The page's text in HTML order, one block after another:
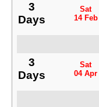
3
Days
Sat
14 Feb
3
Days
Sat
04 Apr